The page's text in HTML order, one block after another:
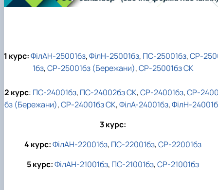
1 курс:ФілАН-25001бз,ФілН-25001бз, ПС-25001бз,СР-
1бз,СР-25001бз (Бережани),СР-25001бз СК
2 курс: ПС-24001бз, ПС-24002бз СК,СР-24001бз,СР-
бз (Бережани),СР-24001бз СК,ФілА-24001бз,ФілН-
3 курс:
4 курс:ФілАН-22001бз, ПС-22001бз,СР-22001бз
5 курс:ФілАН-21001бз, ПС-21001бз,СР-21001бз